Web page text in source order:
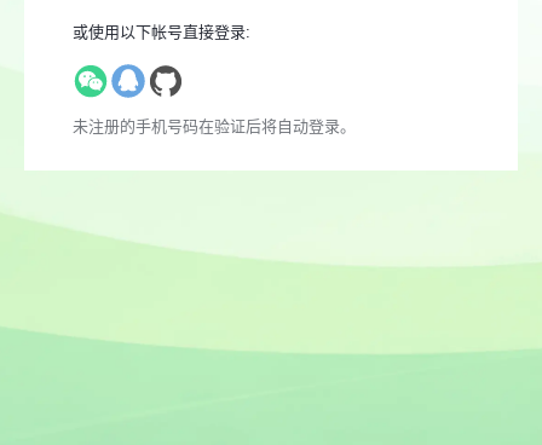
或使用以下帐号直接登录:
未注册的手机号码在验证后将自动登录。